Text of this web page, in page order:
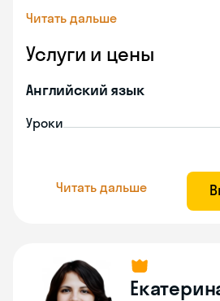
Читать дальше
Услуги и цены
Английский язык
Уроки
Читать дальше